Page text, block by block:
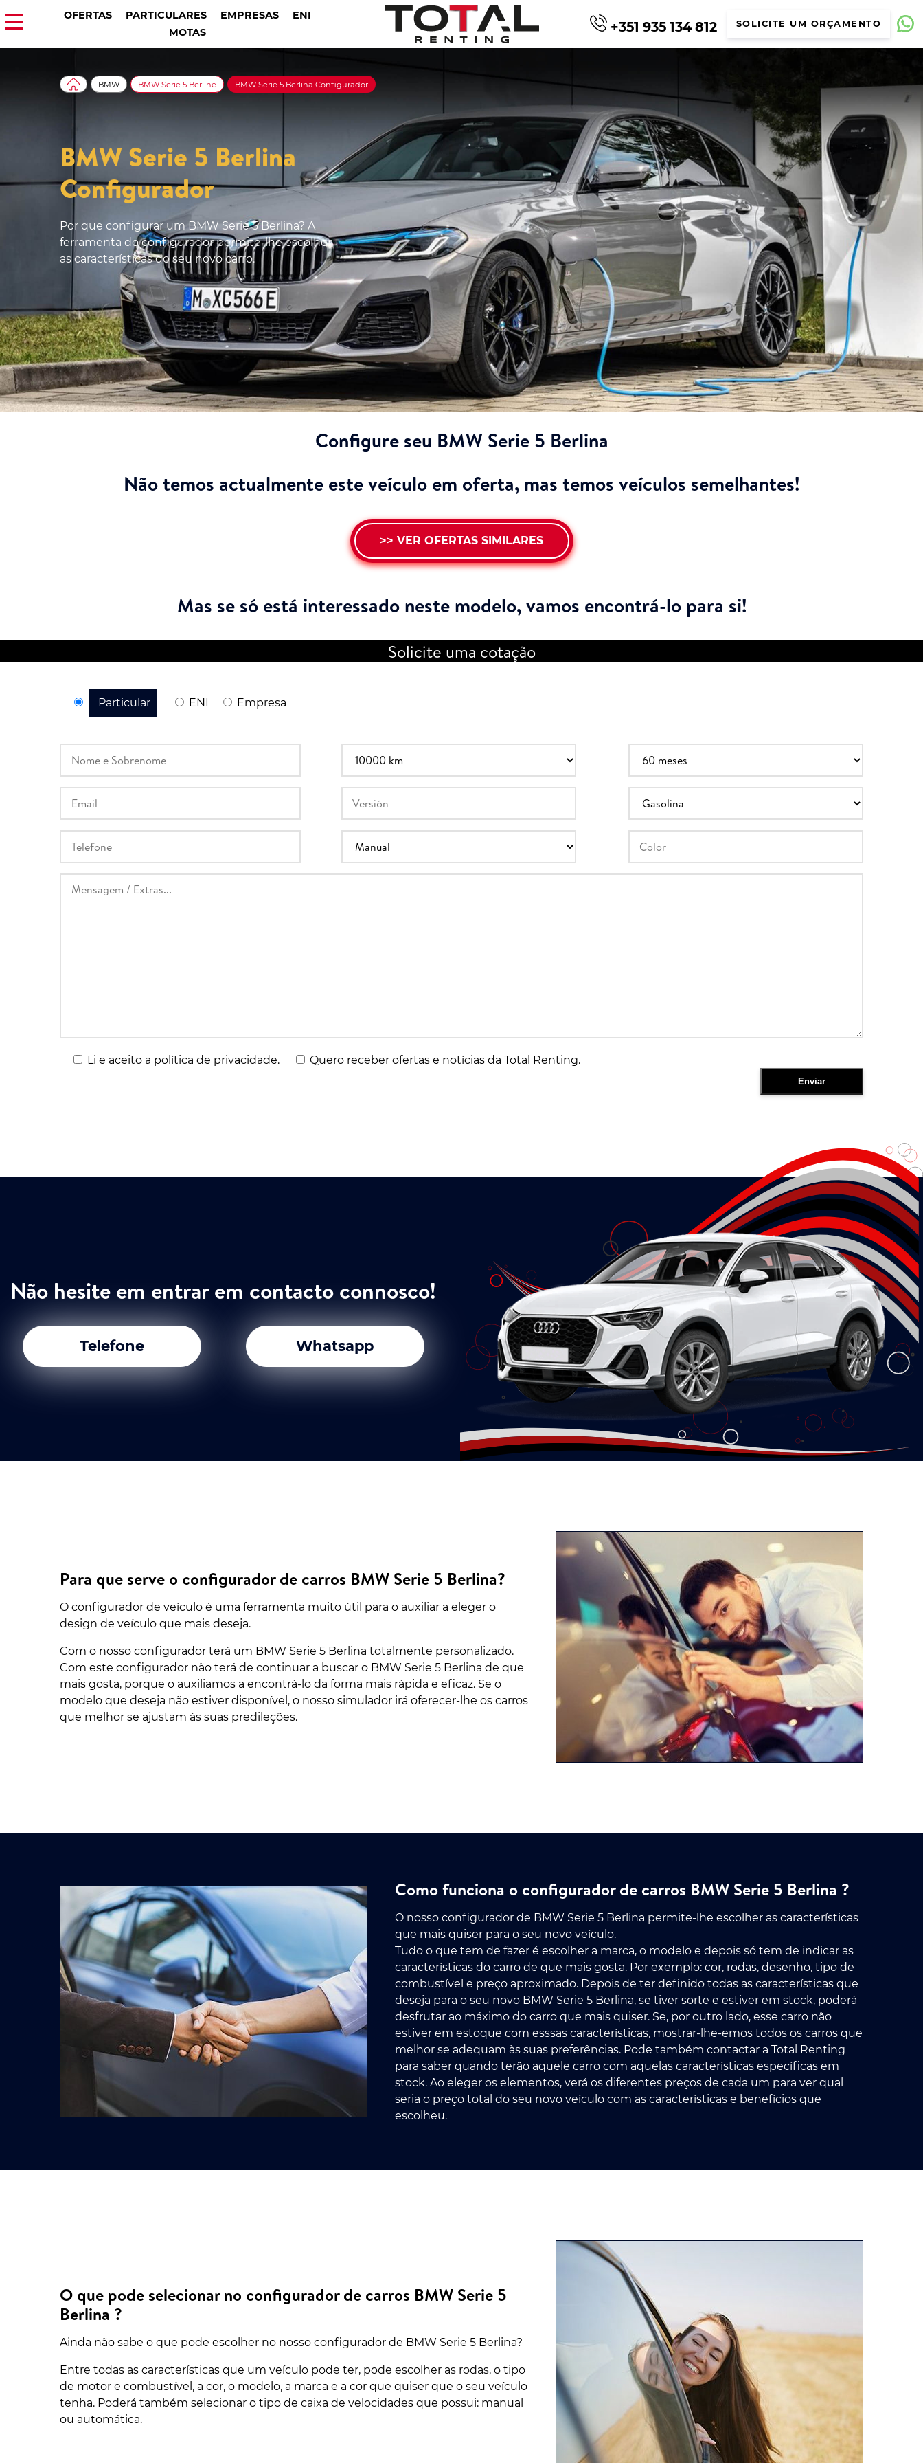
OFERTAS PARTICULARES EMPRESAS
ENI
MOTAS
+351 935 134 812 SOLICITE UM ORÇAMENTO
BMW Serie 5 Berlina
Configurador
Por que configurar um BMW Serie 5 Berlina? A
ferramenta do configurador permite-lhe escolher
as características do seu novo carro.
BMW BMW Serie 5 Berline BMW Serie 5 Berlina Configurador
Configure seu BMW Serie 5 Berlina
Não temos actualmente este veículo em oferta, mas temos veículos semelhantes!
>> VER OFERTAS SIMILARES
Mas se só está interessado neste modelo,vamos encontrá-lo para si!
Solicite uma cotação
Particular ENI Empresa
Li e aceito a política de privacidade. Quero receber ofertas e notícias da Total Renting.
Não hesite em entrar em contacto connosco!
Telefone Whatsapp
Para que serve o configurador de carros BMW Serie 5 Berlina?
O configurador de veículo é uma ferramenta muito útil para o auxiliar a eleger o
design de veículo que mais deseja.
Com o nosso configurador terá um BMW Serie 5 Berlina totalmente personalizado.
Com este configurador não terá de continuar a buscar o BMW Serie 5 Berlina de que
mais gosta, porque o auxiliamos a encontrá-lo da forma mais rápida e eficaz. Se o
modelo que deseja não estiver disponível, o nosso simulador irá oferecer-lhe os carros
que melhor se ajustam às suas predileções.
Como funciona o configurador de carros BMW Serie 5 Berlina ?
O nosso configurador de BMW Serie 5 Berlina permite-lhe escolher as características
que mais quiser para o seu novo veículo.
Tudo o que tem de fazer é escolher a marca, o modelo e depois só tem de indicar as
características do carro de que mais gosta. Por exemplo: cor, rodas, desenho, tipo de
combustível e preço aproximado. Depois de ter definido todas as características que
deseja para o seu novo BMW Serie 5 Berlina, se tiver sorte e estiver em stock, poderá
desfrutar ao máximo do carro que mais quiser. Se, por outro lado, esse carro não
estiver em estoque com esssas características, mostrar-lhe-emos todos os carros que
melhor se adequam às suas preferências. Pode também contactar a Total Renting
para saber quando terão aquele carro com aquelas características específicas em
stock. Ao eleger os elementos, verá os diferentes preços de cada um para ver qual
seria o preço total do seu novo veículo com as características e benefícios que
escolheu.
O que pode selecionar no configurador de carros BMW Serie 5
Berlina ?
Ainda não sabe o que pode escolher no nosso configurador de BMW Serie 5 Berlina?
Entre todas as características que um veículo pode ter, pode escolher as rodas, o tipo
de motor e combustível, a cor, o modelo, a marca e a cor que quiser que o seu veículo
tenha. Poderá também selecionar o tipo de caixa de velocidades que possui: manual
ou automática.